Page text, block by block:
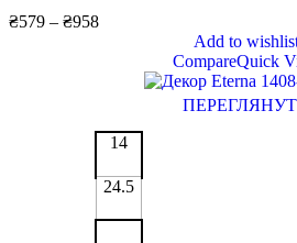
₴579 – ₴958
Add to
CompareQuick
14
24.5